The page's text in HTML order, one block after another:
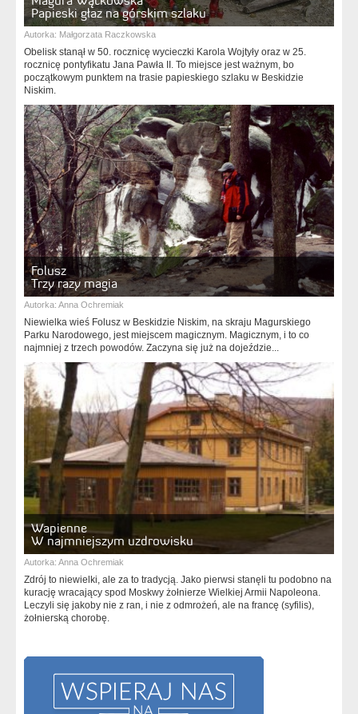
Papieski głaz na górskim szlaku
Autorka: Małgorzata Raczkowska
Obelisk stanął w 50. rocznicę wycieczki Karola Wojtyły oraz w 25.
rocznicę pontyfikatu Jana Pawła II. To miejsce jest ważnym, bo
początkowym punktem na trasie papieskiego szlaku w Beskidzie
Niskim.
Folusz
Trzy razy magia
Autorka: Anna Ochremiak
Niewielka wieś Folusz w Beskidzie Niskim, na skraju Magurskiego
Parku Narodowego, jest miejscem magicznym. Magicznym, i to co
najmniej z trzech powodów. Zaczyna się już na dojeździe...
Wapienne
W najmniejszym uzdrowisku
Autorka: Anna Ochremiak
Zdrój to niewielki, ale za to tradycją. Jako pierwsi stanęli tu podobno na
kurację wracający spod Moskwy żołnierze Wielkiej Armii Napoleona.
Leczyli się jakoby nie z ran, i nie z odmrożeń, ale na francę (syfilis),
żołnierską chorobę.